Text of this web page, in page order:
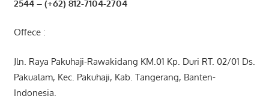
2544– (+62) 812-7104-2704
Offece :
Jln. Raya Pakuhaji-Rawakidang KM.01 Kp. Duri RT. 02/01 Ds.
Pakualam, Kec. Pakuhaji, Kab. Tangerang, Banten-
Indonesia.